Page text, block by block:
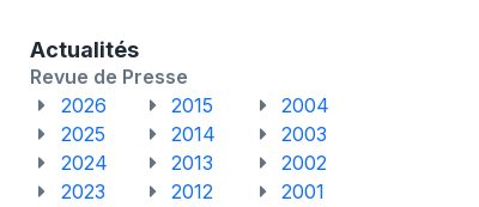
Actualités
Revue de Presse
2026
2025
2024
2023
2015
2014
2013
2012
2004
2003
2002
2001